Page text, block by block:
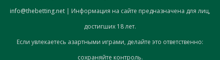
info@thebetting.net | Информация на сайте предназначена для лиц,
достигших 18 лет.
Если увлекаетесь азартными играми, делайте это ответственно:
сохраняйте контроль.